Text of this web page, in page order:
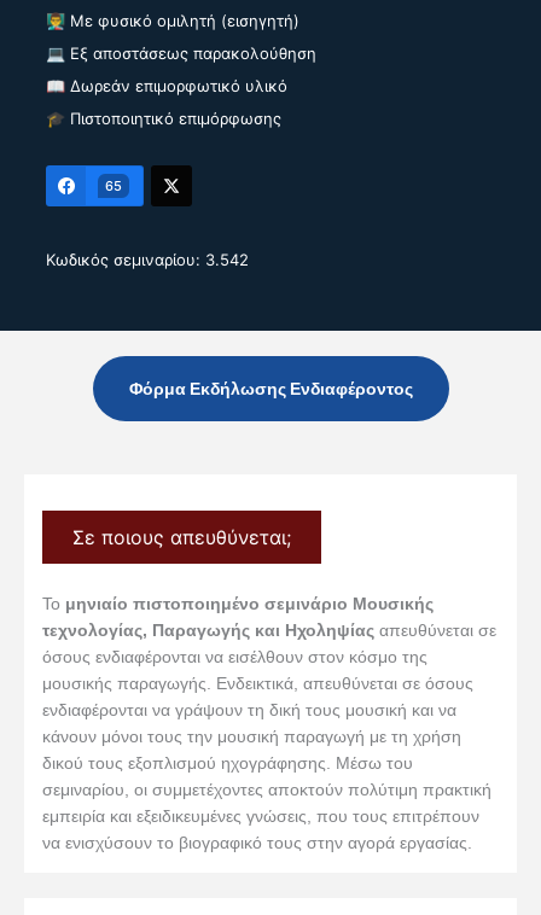
👨‍🏫 Με φυσικό ομιλητή (εισηγητή)
💻 Εξ αποστάσεως παρακολούθηση
📖 Δωρεάν επιμορφωτικό υλικό
🎓 Πιστοποιητικό επιμόρφωσης
65
Κωδικός σεμιναρίου: 3.542
Φόρμα Εκδήλωσης Ενδιαφέροντος
Σε ποιους απευθύνεται;
Το μηνιαίο πιστοποιημένο σεμινάριο Μουσικής
τεχνολογίας, Παραγωγής και Ηχοληψίας απευθύνεται σε
όσους ενδιαφέρονται να εισέλθουν στον κόσμο της
μουσικής παραγωγής. Ενδεικτικά, απευθύνεται σε όσους
ενδιαφέρονται να γράψουν τη δική τους μουσική και να
κάνουν μόνοι τους την μουσική παραγωγή με τη χρήση
δικού τους εξοπλισμού ηχογράφησης. Μέσω του
σεμιναρίου, οι συμμετέχοντες αποκτούν πολύτιμη πρακτική
εμπειρία και εξειδικευμένες γνώσεις, που τους επιτρέπουν
να ενισχύσουν το βιογραφικό τους στην αγορά εργασίας.